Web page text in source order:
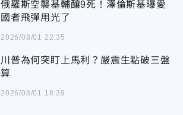
俄羅斯空襲基輔釀9死！澤倫斯基曝愛
國者飛彈用光了
2026/08/01 22:35
川普為何突盯上馬利？嚴震生點破三盤
算
2026/08/01 18:39